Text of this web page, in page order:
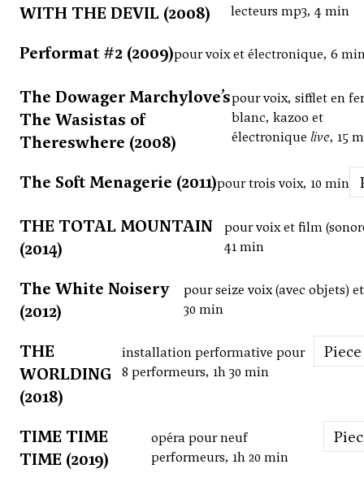
WITH THE DEVIL (2008)
lecteurs mp3, 4 min
Performat #2 (2009)pour voix et électronique, 6
The Dowager Marchylove’s
The Wasistas of
Thereswhere (2008)
pour voix, sifflet en
blanc, kazoo et
électroniquelive, 15
The Soft Menagerie (2011)pour trois voix, 10 min
THE TOTAL MOUNTAIN
(2014)
pour voix et film
41 min
The White Noisery
(2012)
pour seize voix (avec objets)
30 min
THE
WORLDING
(2018)
installation performative pour
8 performeurs, 1h 30 min
Piece
TIME TIME
TIME (2019)
opéra pour neuf
performeurs, 1h 20 min